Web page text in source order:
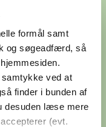
formål samt
og søgeadfærd, så
ved at
finder i bunden af
desuden læse mere
(evt.